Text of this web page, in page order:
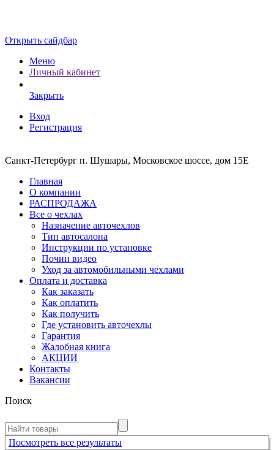
Открыть сайдбар
Меню
Личный кабинет
Закрыть
Вход
Регистрация
Санкт-Петербург п. Шушары, Московское шоссе, дом 15Е
Главная
О компании
РАСПРОДАЖА
Все о чехлах
Назначение авточехлов
Тип автосалона
Инструкции по установке
Почин видео
Уход за автомобильными чехлами
Оплата и доставка
Как заказать
Как оплатить
Как получить
Где установить авточехлы
Гарантия
Жалобная книга
АКЦИИ
Контакты
Вакансии
Поиск
Посмотреть все результаты